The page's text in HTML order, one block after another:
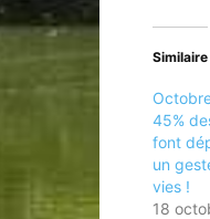
Similaire
45%
font
un
vies !
18